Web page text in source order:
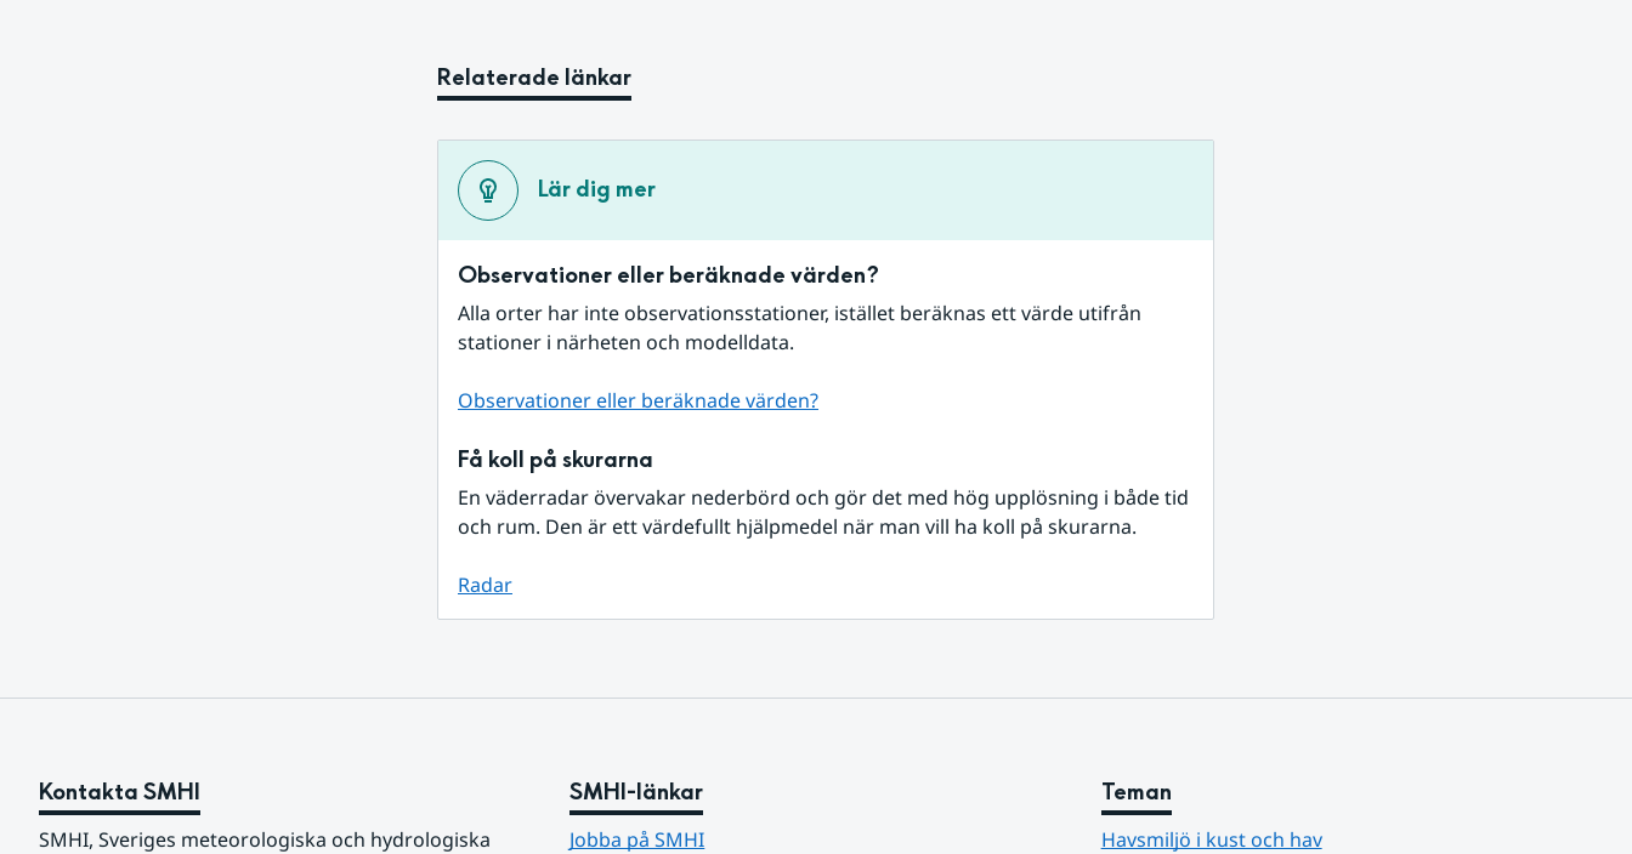
Relaterade länkar
Lär dig mer
Observationer eller beräknade värden?
Alla orter har inte observationsstationer, istället beräknas ett värde utifrån
stationer i närheten och modelldata.
Observationer eller beräknade värden?
Få koll på skurarna
En väderradar övervakar nederbörd och gör det med hög upplösning i både tid
och rum. Den är ett värdefullt hjälpmedel när man vill ha koll på skurarna.
Radar
Kontakta SMHI
SMHI, Sveriges meteorologiska och hydrologiska
SMHI-länkar
Jobba på SMHI
Teman
Havsmiljö i kust och hav